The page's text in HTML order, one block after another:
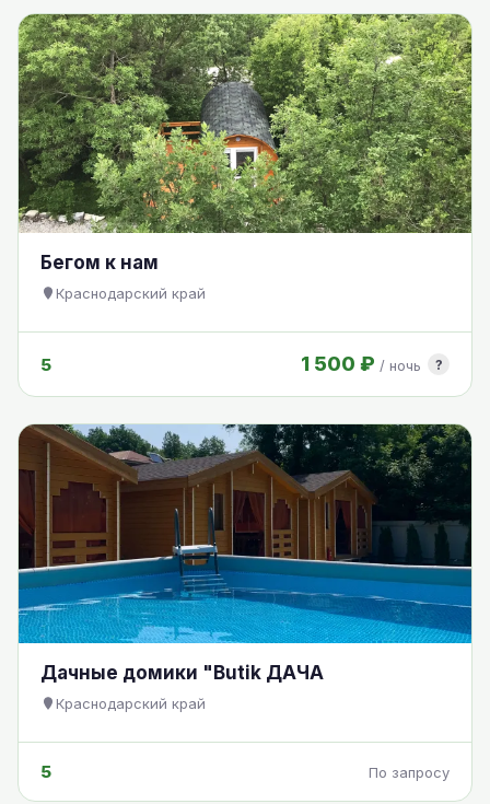
Бегом к нам
Краснодарский край
5 1 500 ₽ / ночь ?
Дачные домики "Butik ДАЧА
Краснодарский край
5 По запросу